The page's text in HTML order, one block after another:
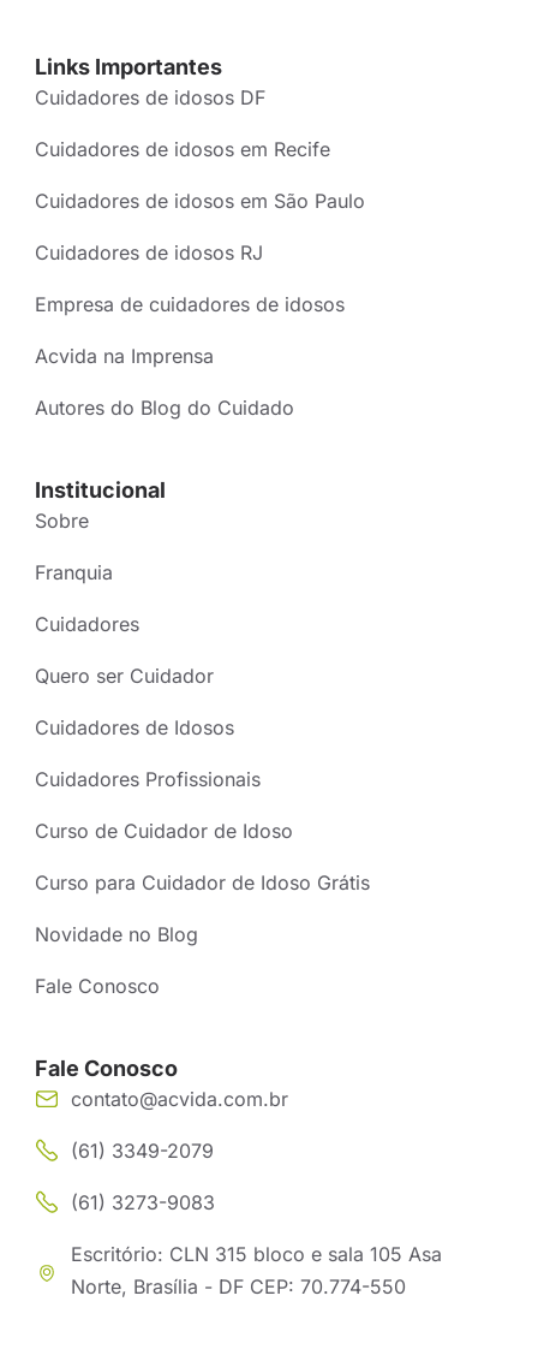
Links Importantes
Cuidadores de idosos DF
Cuidadores de idosos em Recife
Cuidadores de idosos em São Paulo
Cuidadores de idosos RJ
Empresa de cuidadores de idosos
Acvida na Imprensa
Autores do Blog do Cuidado
Institucional
Sobre
Franquia
Cuidadores
Quero ser Cuidador
Cuidadores de Idosos
Cuidadores Profissionais
Curso de Cuidador de Idoso
Curso para Cuidador de Idoso Grátis
Novidade no Blog
Fale Conosco
Fale Conosco
contato@acvida.com.br
(61) 3349-2079
(61) 3273-9083
Escritório: CLN 315 bloco e sala 105 Asa
Norte, Brasília - DF CEP: 70.774-550